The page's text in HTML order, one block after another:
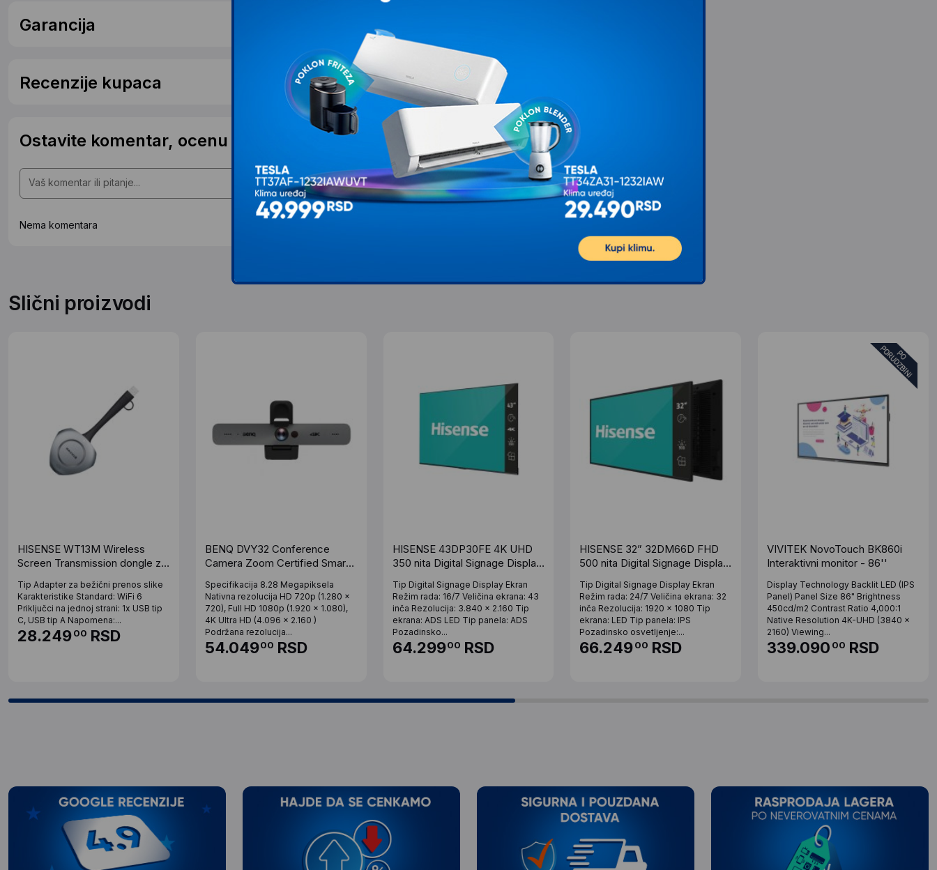
Garancija
Recenzije kupaca
Ostavite komentar, ocenu ili postavite pitanje
Nema komentara
Slični proizvodi
HISENSE WT13M Wireless
Screen Transmission dongle za
Tip Adapter za bežični prenos slike
Karakteristike Standard: WiFi 6
Priključci na jednoj strani: 1x USB tip
C, USB tip A Napomena:...
28.24900 RSD
BENQ DVY32 Conference
Camera Zoom Certified Smart
Specifikacija 8.28 Megapiksela
Nativna rezolucija HD 720p (1.280 x
720), Full HD 1080p (1.920 x 1.080),
4K Ultra HD (4.096 x 2.160 )
Podržana rezolucija...
54.04900 RSD
HISENSE 43DP30FE 4K UHD
350 nita Digital Signage Display
Tip Digital Signage Display Ekran
Režim rada: 16/7 Veličina ekrana: 43
inča Rezolucija: 3.840 x 2.160 Tip
ekrana: ADS LED Tip panela: ADS
Pozadinsko...
64.29900 RSD
HISENSE 32” 32DM66D FHD
500 nita Digital Signage Display
Tip Digital Signage Display Ekran
Režim rada: 24/7 Veličina ekrana: 32
inča Rezolucija: 1920 x 1080 Tip
ekrana: LED Tip panela: IPS
Pozadinsko osvetljenje:...
66.24900 RSD
VIVITEK NovoTouch BK860i
Interaktivni monitor - 86''
Display Technology Backlit LED (IPS
Panel) Panel Size 86" Brightness
450cd/m2 Contrast Ratio 4,000:1
Native Resolution 4K-UHD (3840 x
2160) Viewing...
339.090 00 RSD